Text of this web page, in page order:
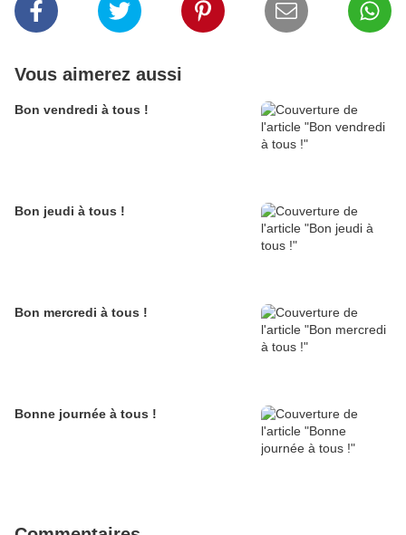
Vous aimerez aussi
Bon vendredi à tous !
Bon jeudi à tous !
Bon mercredi à tous !
Bonne journée à tous !